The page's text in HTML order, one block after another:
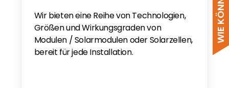
Wir bieten eine Reihe von Technologien,
Größen und Wirkungsgraden von
Modulen / Solarmodulen oder Solarzellen,
bereit für jede Installation.